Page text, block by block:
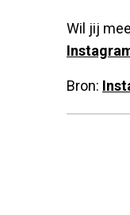
Wil jij
Bron: